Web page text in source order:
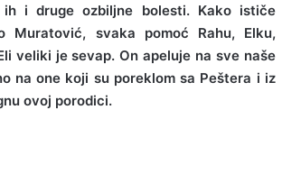
i druge ozbiljne bolesti. Kako ističe
Muratović, svaka pomoć Rahu, Elku,
veliki je sevap. On apeluje na sve naše
na one koji su poreklom sa Peštera i iz
ovoj porodici.